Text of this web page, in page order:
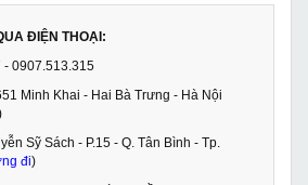
ĐIỆN THOẠI:
- 0907.513.315
Minh Khai - Hai Bà Trưng - Hà Nội
Sỹ Sách - P.15 - Q. Tân Bình - Tp.
đi)